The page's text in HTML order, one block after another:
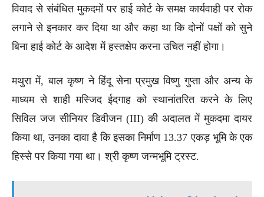
विवाद से संबंधित मुकदमों पर हाई कोर्ट के समक्ष कार्यवाही पर रोक
लगाने से इनकार कर दिया था और कहा था कि दोनों पक्षों को सुने
बिना हाई कोर्ट के आदेश में हस्तक्षेप करना उचित नहीं होगा।
मथुरा में, बाल कृष्ण ने हिंदू सेना प्रमुख विष्णु गुप्ता और अन्य के
माध्यम से शाही मस्जिद ईदगाह को स्थानांतरित करने के लिए
सिविल जज सीनियर डिवीजन (III) की अदालत में मुकदमा दायर
किया था, उनका दावा है कि इसका निर्माण 13.37 एकड़ भूमि के एक
हिस्से पर किया गया था। श्री कृष्ण जन्मभूमि ट्रस्ट.